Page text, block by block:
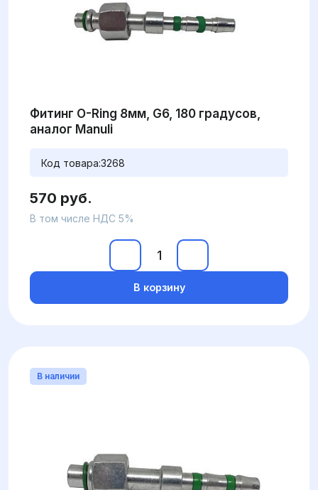
Фитинг O-Ring 8мм, G6, 180 градусов,
аналог Manuli
Код товара:3268
570 руб.
В том числе НДС 5%
В корзину
В наличии